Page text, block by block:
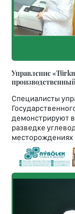
Управление
Специалисты
демонстрируют
разведке
месторождениях